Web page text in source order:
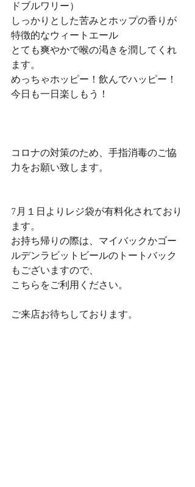
ドブルワリー）
しっかりとした苦みとホップの香りが
特徴的なウィートエール
とても爽やかで喉の渇きを潤してくれ
ます。
めっちゃホッピー！飲んでハッピー！
今日も一日楽しもう！
コロナの対策のため、手指消毒のご協
力をお願い致します。
7月１日よりレジ袋が有料化されており
ます。
お持ち帰りの際は、マイバックかゴー
ルデンラビットビールのトートバック
もございますので、
こちらをご利用ください。
ご来店お待ちしております。